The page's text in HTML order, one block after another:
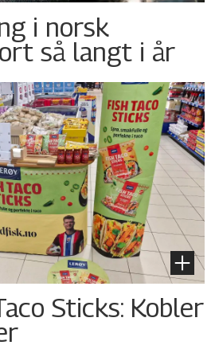
i norsk
så langt i år
Sticks: Kobler